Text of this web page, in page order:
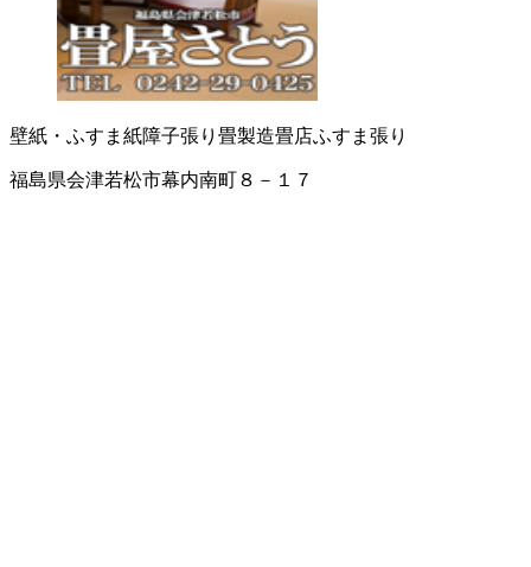
壁紙・ふすま紙障子張り 畳製造畳店ふすま張り
福島県会津若松市幕内南町８－１７